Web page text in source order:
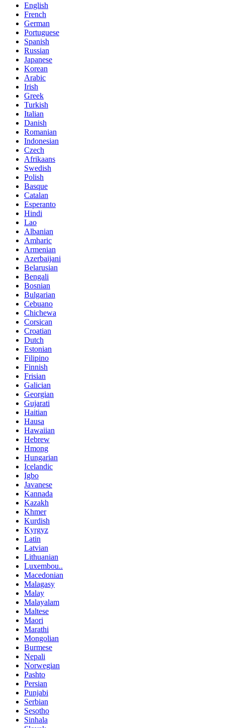
English
French
German
Portuguese
Spanish
Russian
Japanese
Korean
Arabic
Irish
Greek
Turkish
Italian
Danish
Romanian
Indonesian
Czech
Afrikaans
Swedish
Polish
Basque
Catalan
Esperanto
Hindi
Lao
Albanian
Amharic
Armenian
Azerbaijani
Belarusian
Bengali
Bosnian
Bulgarian
Cebuano
Chichewa
Corsican
Croatian
Dutch
Estonian
Filipino
Finnish
Frisian
Galician
Georgian
Gujarati
Haitian
Hausa
Hawaiian
Hebrew
Hmong
Hungarian
Icelandic
Igbo
Javanese
Kannada
Kazakh
Khmer
Kurdish
Kyrgyz
Latin
Latvian
Lithuanian
Luxembou..
Macedonian
Malagasy
Malay
Malayalam
Maltese
Maori
Marathi
Mongolian
Burmese
Nepali
Norwegian
Pashto
Persian
Punjabi
Serbian
Sesotho
Sinhala